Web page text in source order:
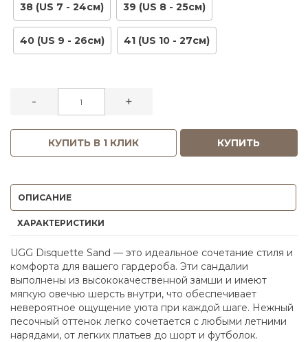
38 (US 7 - 24см) 39 (US 8 - 25см)
40 (US 9 - 26см) 41 (US 10 - 27см)
- +
КУПИТЬ В 1 КЛИК КУПИТЬ
ОПИСАНИЕ
ХАРАКТЕРИСТИКИ
UGG Disquette Sand — это идеальное сочетание стиля и
комфорта для вашего гардероба. Эти сандалии
выполнены из высококачественной замши и имеют
мягкую овечью шерсть внутри, что обеспечивает
невероятное ощущение уюта при каждой шаге. Нежный
песочный оттенок легко сочетается с любыми летними
нарядами, от легких платьев до шорт и футболок.